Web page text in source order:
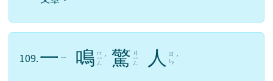
109.一 ㄧ 鳴 ㄇ
ㄧ
ㄥ
ˊ 驚 ㄐ
ㄧ
ㄥ 人
ㄖ
ㄣ ˊ